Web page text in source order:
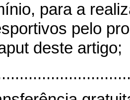
para a
pelo
deste artigo;